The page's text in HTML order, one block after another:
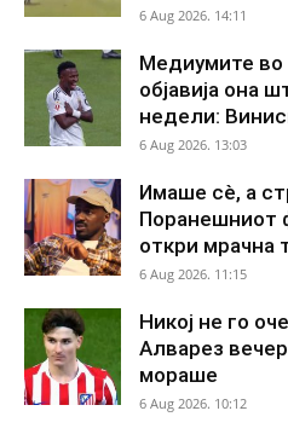
6 Aug 2026. 14:11
Медиумите во
објавија она
недели:
6 Aug 2026. 13:03
Имаше сè, а
Поранешниот
откри мрачна
6 Aug 2026. 11:15
Никој не го
Алварез
мораше
6 Aug 2026. 10:12